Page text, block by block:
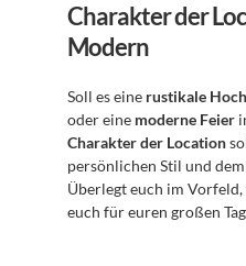
Charakter der
Modern
Soll es eine rustikale
oder eine moderne Feier
Charakter der Location
persönlichen Stil und
Überlegt euch im
euch für euren großen